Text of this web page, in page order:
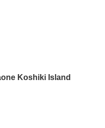
Koshiki Island